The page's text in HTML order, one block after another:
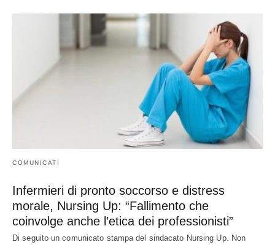
COMUNICATI
Infermieri di pronto soccorso e distress
morale, Nursing Up: “Fallimento che
coinvolge anche l’etica dei professionisti”
Di seguito un comunicato stampa del sindacato Nursing Up. Non